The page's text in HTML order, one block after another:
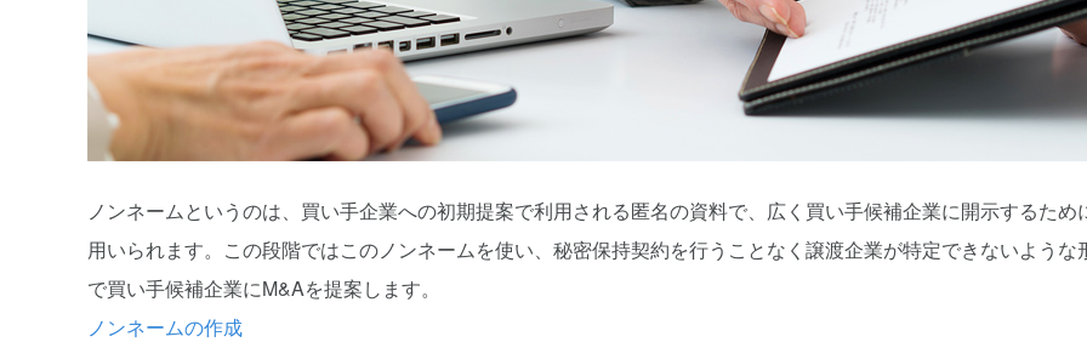
ノンネームというのは、買い手企業への初期提案で利用される匿名の資料で、広く買い手候補企業に開示するため
用いられます。この段階ではこのノンネームを使い、秘密保持契約を行うことなく譲渡企業が特定できないような
で買い手候補企業にM&Aを提案します。
ノンネームの作成